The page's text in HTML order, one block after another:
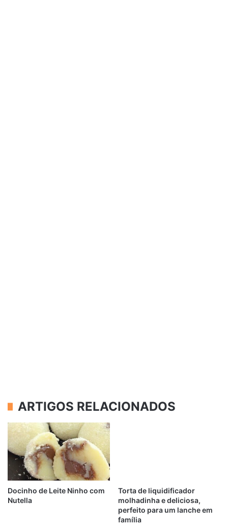
ARTIGOS RELACIONADOS
Docinho de Leite Ninho com
Nutella
Torta de liquidificador
molhadinha e deliciosa,
perfeito para um lanche em
família